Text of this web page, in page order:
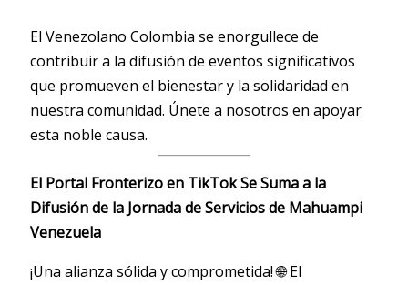
El Venezolano Colombia se enorgullece de
contribuir a la difusión de eventos significativos
que promueven el bienestar y la solidaridad en
nuestra comunidad. Únete a nosotros en apoyar
esta noble causa.
El Portal Fronterizo en TikTok Se Suma a la
Difusión de la Jornada de Servicios de Mahuampi
Venezuela
¡Una alianza sólida y comprometida! 🌐 El